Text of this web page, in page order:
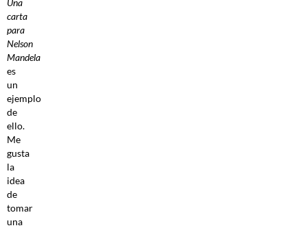
carta
para
Nelson
Mandela
es
un
ejemplo
de
ello.
Me
gusta
la
idea
de
tomar
una